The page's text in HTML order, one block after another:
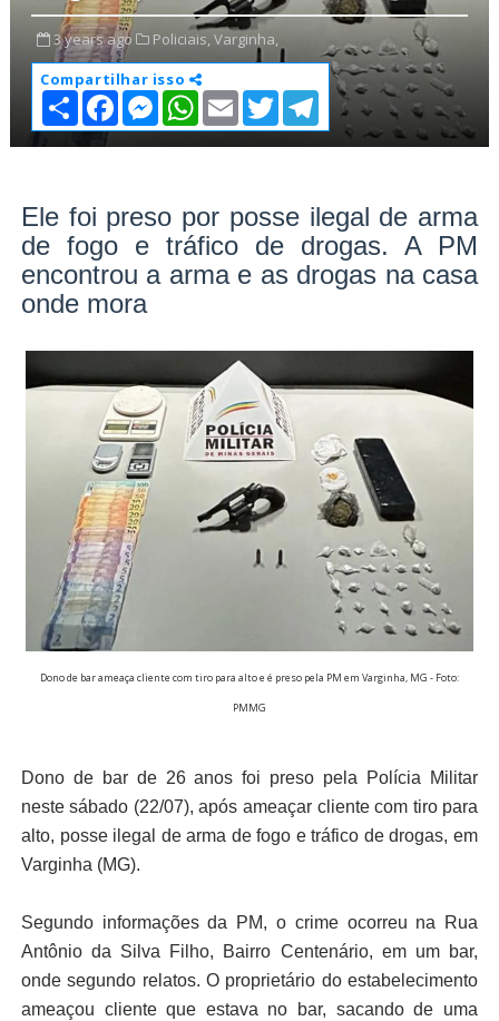
3 years ago Policiais,Varginha,
Compartilhar isso
S
h
a
r
F
c
e
k
M
e
s
s
e
W
h
a
t
p
E
m
a
i
T
i
t
T
l
e
a
m
Ele foi preso por posse ilegal de arma
de fogo e tráfico de drogas. A PM
encontrou a arma e as drogas na casa
onde mora
Dono de bar ameaça cliente com tiro para alto e é preso pela PM em Varginha, MG - Foto:
PMMG
Dono de bar de 26 anos foi preso pela Polícia Militar
neste sábado (22/07), após ameaçar cliente com tiro para
alto, posse ilegal de arma de fogo e tráfico de drogas, em
Varginha (MG).
Segundo informações da PM, o crime ocorreu na Rua
Antônio da Silva Filho, Bairro Centenário, em um bar,
onde segundo relatos. O proprietário do estabelecimento
ameaçou cliente que estava no bar, sacando de uma